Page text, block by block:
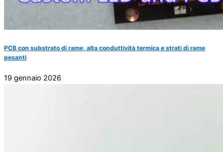
PCB con substrato di rame, alta conduttività termica e strati di rame
pesanti
19 gennaio 2026